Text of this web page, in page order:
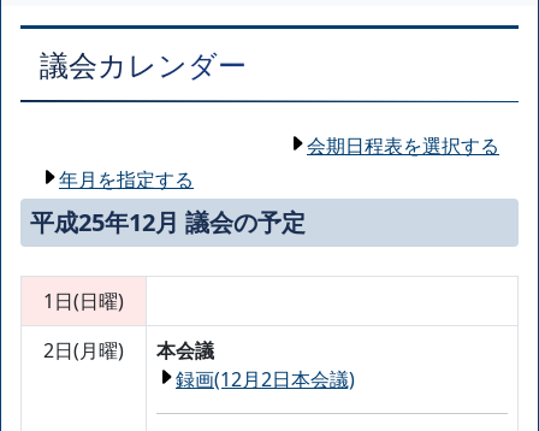
議会カレンダー
会期日程表を選択する
年月を指定する
平成25年12月 議会の予定
1日(日曜)
2日(月曜)
本会議
録画(12月2日本会議)